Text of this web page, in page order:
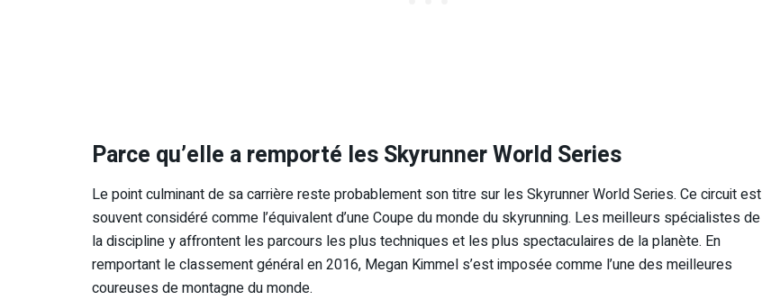
Parce qu’elle a remporté les Skyrunner World Series
Le point culminant de sa carrière reste probablement son titre sur les Skyrunner World Series. Ce circuit est
souvent considéré comme l’équivalent d’une Coupe du monde du skyrunning. Les meilleurs spécialistes de
la discipline y affrontent les parcours les plus techniques et les plus spectaculaires de la planète. En
remportant le classement général en 2016, Megan Kimmel s’est imposée comme l’une des meilleures
coureuses de montagne du monde.